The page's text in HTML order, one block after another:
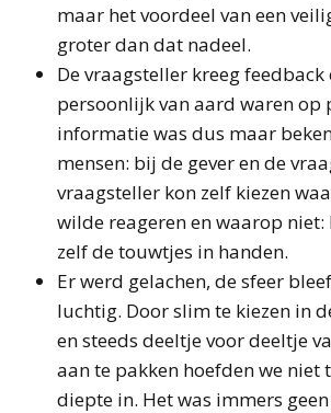
maar het voordeel van een
groter dan dat nadeel.
De vraagsteller kreeg feedback
persoonlijk van aard waren op
informatie was dus maar
mensen: bij de gever en de
vraagsteller kon zelf kiezen
wilde reageren en waarop
zelf de touwtjes in handen.
Er werd gelachen, de sfeer
luchtig. Door slim te kiezen in
en steeds deeltje voor deeltje
aan te pakken hoefden we niet
diepte in. Het was immers geen